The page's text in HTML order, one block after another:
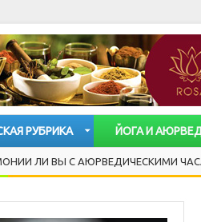
РУБРИКА
ЙОГА И
С АЮРВЕДИЧЕСКИМИ ЧАСАМИ?